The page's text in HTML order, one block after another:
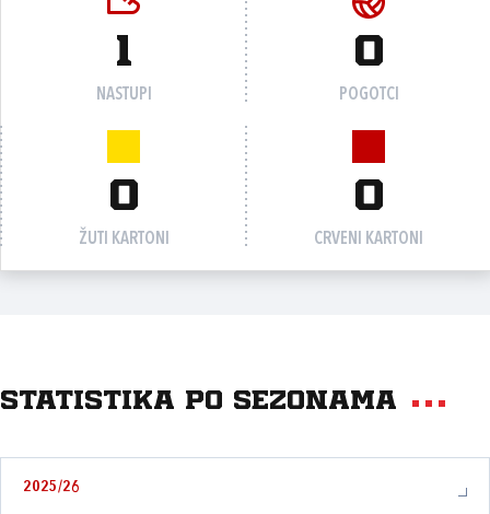
1
NASTUPI
0
POGOTCI
0
ŽUTI KARTONI
0
CRVENI KARTONI
Statistika po sezonama
2025/26